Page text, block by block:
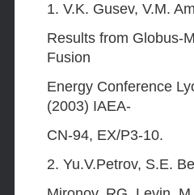
1. V.K. Gusev, V.M.
Results from Globus-
Fusion
Energy Conference
(2003) IAEA-
CN-94, EX/P3-10.
2. Yu.V.Petrov, S.E.